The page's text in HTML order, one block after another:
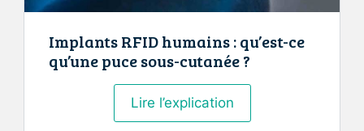
Implants RFID humains : qu’est-ce
qu’une puce sous-cutanée ?
Lire l’explicationImplants
RFID